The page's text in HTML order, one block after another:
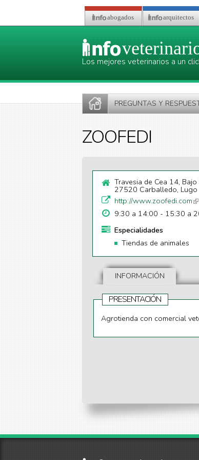
abogados arquitectos
Los mejores veterinarios a un
PREGUNTAS Y
ZOOFEDI
Travesia de Cea 14, Bajo
27520 Carballedo, Lugo
http://www.zoofedi.com
9:30 a 14:00 - 15:30 a
Especialidades
Tiendas de animales
INFORMACIÓN
PRESENTACIÓN
Agrotienda con comercial